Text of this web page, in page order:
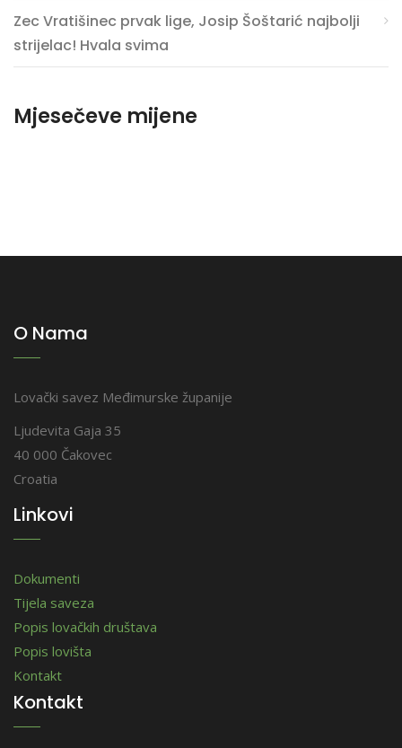
Zec Vratišinec prvak lige, Josip Šoštarić najbolji
strijelac! Hvala svima
Mjesečeve mijene
O Nama
Lovački savez Međimurske županije
Ljudevita Gaja 35
40 000 Čakovec
Croatia
Linkovi
Dokumenti
Tijela saveza
Popis lovačkih društava
Popis lovišta
Kontakt
Kontakt